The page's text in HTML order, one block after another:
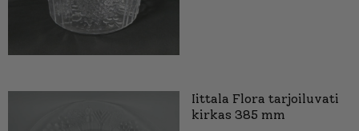
Iittala Flora tarjoiluvati
kirkas 385 mm